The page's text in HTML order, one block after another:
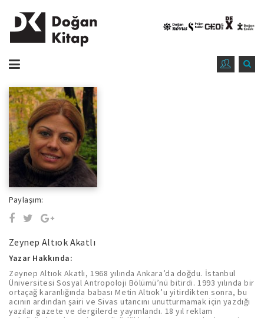
Paylaşım:
Zeynep Altıok Akatlı
Yazar Hakkında:
Zeynep Altıok Akatlı, 1968 yılında Ankara’da doğdu. İstanbul
Üniversitesi Sosyal Antropoloji Bölümü’nü bitirdi. 1993 yılında bir
ortaçağ karanlığında babası Metin Altıok’u yitirdikten sonra, bu
acının ardından şairi ve Sivas utancını unutturmamak için yazdığı
yazılar gazete ve dergilerde yayımlandı. 18 yıl reklam